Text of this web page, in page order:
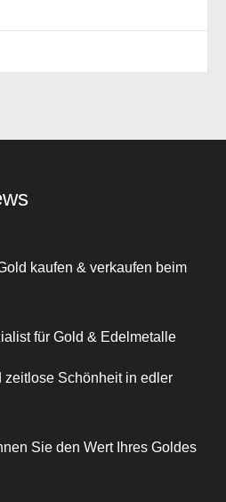
kaufen & verkaufen beim
für Gold & Edelmetalle
Schönheit in edler
Sie den Wert Ihres Goldes